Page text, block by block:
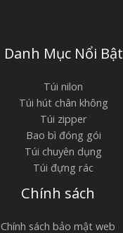
Danh Mục Nổi Bật
Túi nilon
Túi hút chân không
Túi zipper
Bao bì đóng gói
Túi chuyên dụng
Túi đựng rác
Chính sách
Chính sách bảo mật web